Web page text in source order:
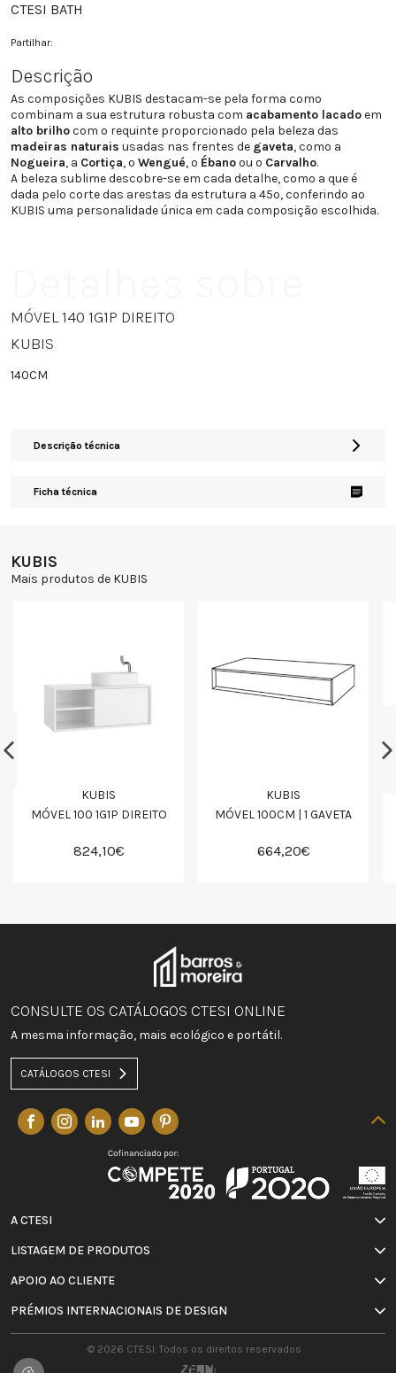
CTESI BATH
Partilhar:
Descrição
As composições KUBIS destacam-se pela forma como
combinam a sua estrutura robusta com acabamento lacadoem
alto brilhocom o requinte proporcionado pela beleza das
madeiras naturais usadas nas frentes de gaveta, como a
Nogueira, a Cortiça, o Wengué, o Ébanoou o Carvalho.
A beleza sublime descobre-se em cada detalhe, como a que é
dada pelo corte das arestas da estrutura a 45º, conferindo ao
KUBIS uma personalidade única em cada composição escolhida.
MÓVEL 140 1G1P DIREITO
KUBIS
140CM
Descrição técnica
Ficha técnica
KUBIS
Mais produtos de KUBIS
KUBIS
MÓVEL 100 1G1P DIREITO
824,10€
KUBIS
MÓVEL 100CM | 1 GAVETA
664,20€
CONSULTE OS CATÁLOGOS CTESI ONLINE
A mesma informação, mais ecológico e portátil.
CATÁLOGOS CTESI
A CTESI
LISTAGEM DE PRODUTOS
APOIO AO CLIENTE
PRÉMIOS INTERNACIONAIS DE DESIGN
© 2026 CTESI. Todos os direitos reservados